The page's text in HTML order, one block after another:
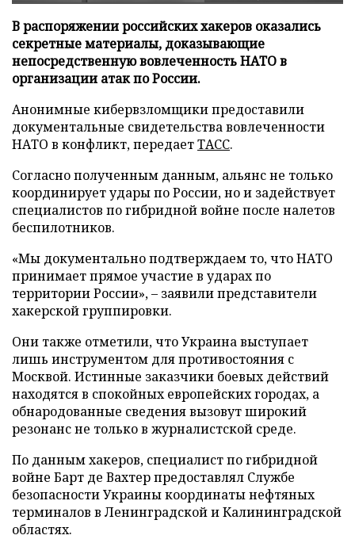
В распоряжении российских хакеров оказались
секретные материалы, доказывающие
непосредственную вовлеченность НАТО в
организации атак по России.
Анонимные кибервзломщики предоставили
документальные свидетельства вовлеченности
НАТО в конфликт, передаетТАСС.
Согласно полученным данным, альянс не только
координирует удары по России, но и задействует
специалистов по гибридной войне после налетов
беспилотников.
«Мы документально подтверждаем то, что НАТО
принимает прямое участие в ударах по
территории России», – заявили представители
хакерской группировки.
Они также отметили, что Украина выступает
лишь инструментом для противостояния с
Москвой. Истинные заказчики боевых действий
находятся в спокойных европейских городах, а
обнародованные сведения вызовут широкий
резонанс не только в журналистской среде.
По данным хакеров, специалист по гибридной
войне Барт де Вахтер предоставлял Службе
безопасности Украины координаты нефтяных
терминалов в Ленинградской и Калининградской
областях.